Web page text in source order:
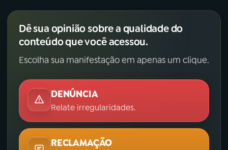
Dê sua opinião sobre a qualidade do
conteúdo que você acessou.
Escolha sua manifestação em apenas um clique.
DENÚNCIA
Relate irregularidades.
RECLAMAÇÃO